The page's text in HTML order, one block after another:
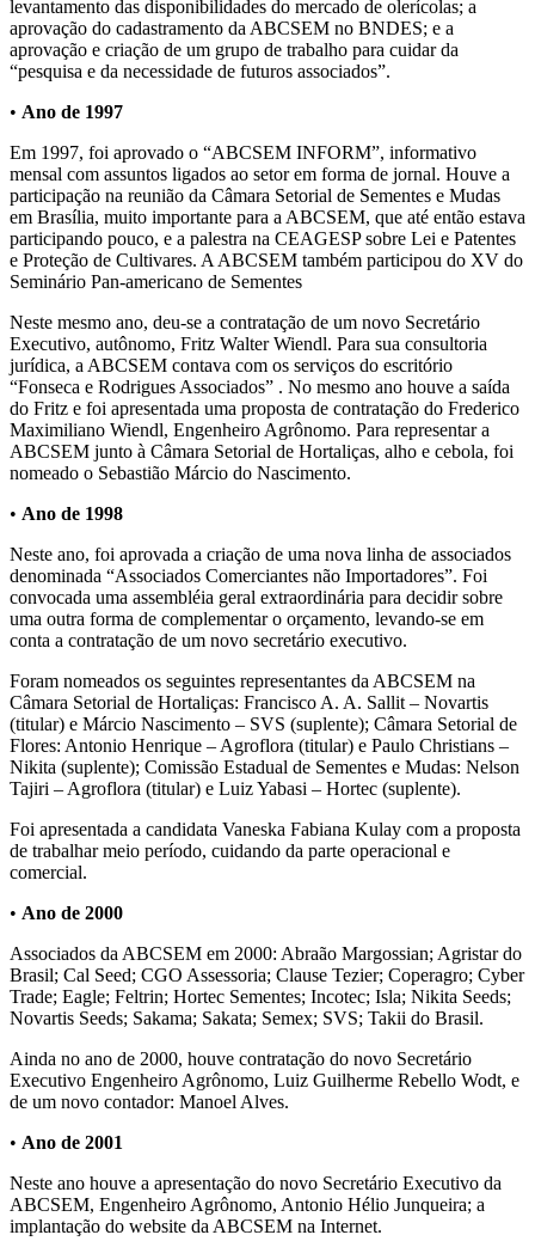
levantamento das disponibilidades do mercado de olerícolas; a
aprovação do cadastramento da ABCSEM no BNDES; e a
aprovação e criação de um grupo de trabalho para cuidar da
“pesquisa e da necessidade de futuros associados”.
• Ano de 1997
Em 1997, foi aprovado o “ABCSEM INFORM”, informativo
mensal com assuntos ligados ao setor em forma de jornal. Houve a
participação na reunião da Câmara Setorial de Sementes e Mudas
em Brasília, muito importante para a ABCSEM, que até então estava
participando pouco, e a palestra na CEAGESP sobre Lei e Patentes
e Proteção de Cultivares. A ABCSEM também participou do XV do
Seminário Pan-americano de Sementes
Neste mesmo ano, deu-se a contratação de um novo Secretário
Executivo, autônomo, Fritz Walter Wiendl. Para sua consultoria
jurídica, a ABCSEM contava com os serviços do escritório
“Fonseca e Rodrigues Associados” . No mesmo ano houve a saída
do Fritz e foi apresentada uma proposta de contratação do Frederico
Maximiliano Wiendl, Engenheiro Agrônomo. Para representar a
ABCSEM junto à Câmara Setorial de Hortaliças, alho e cebola, foi
nomeado o Sebastião Márcio do Nascimento.
• Ano de 1998
Neste ano, foi aprovada a criação de uma nova linha de associados
denominada “Associados Comerciantes não Importadores”. Foi
convocada uma assembléia geral extraordinária para decidir sobre
uma outra forma de complementar o orçamento, levando-se em
conta a contratação de um novo secretário executivo.
Foram nomeados os seguintes representantes da ABCSEM na
Câmara Setorial de Hortaliças: Francisco A. A. Sallit – Novartis
(titular) e Márcio Nascimento – SVS (suplente); Câmara Setorial de
Flores: Antonio Henrique – Agroflora (titular) e Paulo Christians –
Nikita (suplente); Comissão Estadual de Sementes e Mudas: Nelson
Tajiri – Agroflora (titular) e Luiz Yabasi – Hortec (suplente).
Foi apresentada a candidata Vaneska Fabiana Kulay com a proposta
de trabalhar meio período, cuidando da parte operacional e
comercial.
• Ano de 2000
Associados da ABCSEM em 2000: Abraão Margossian; Agristar do
Brasil; Cal Seed; CGO Assessoria; Clause Tezier; Coperagro; Cyber
Trade; Eagle; Feltrin; Hortec Sementes; Incotec; Isla; Nikita Seeds;
Novartis Seeds; Sakama; Sakata; Semex; SVS; Takii do Brasil.
Ainda no ano de 2000, houve contratação do novo Secretário
Executivo Engenheiro Agrônomo, Luiz Guilherme Rebello Wodt, e
de um novo contador: Manoel Alves.
• Ano de 2001
Neste ano houve a apresentação do novo Secretário Executivo da
ABCSEM, Engenheiro Agrônomo, Antonio Hélio Junqueira; a
implantação do website da ABCSEM na Internet.